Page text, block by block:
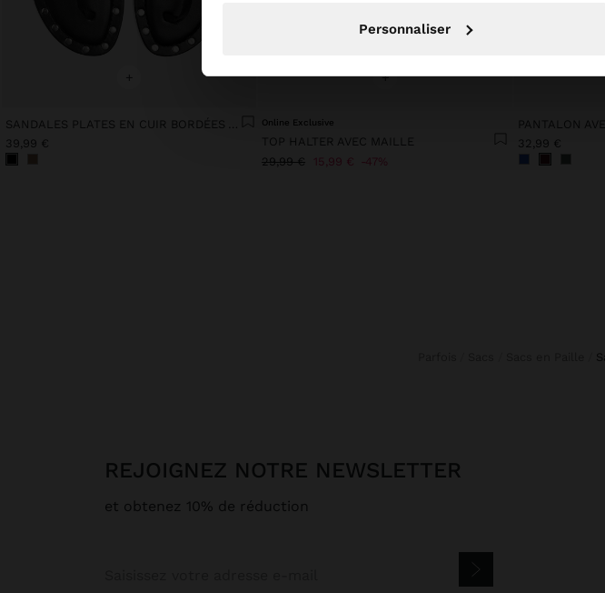
Personnaliser
Non, je souhaite rester sur
+
SANDALES PLATES EN CUIR BORDÉES AVEC CLOUS
39,99 €
+
Online Exclusive
TOP HALTER AVEC MAILLE
29,99 € 15,99 € 47%
32,99 €
REJOIGNEZ NOTRE NEWSLETTER
et obtenez 10% de réduction